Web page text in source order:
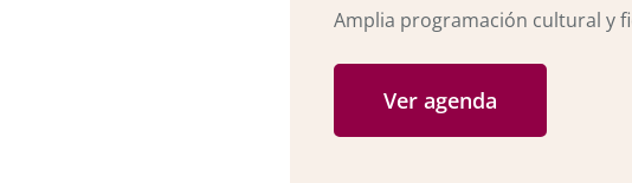
Amplia programación cultural y
Ver agenda